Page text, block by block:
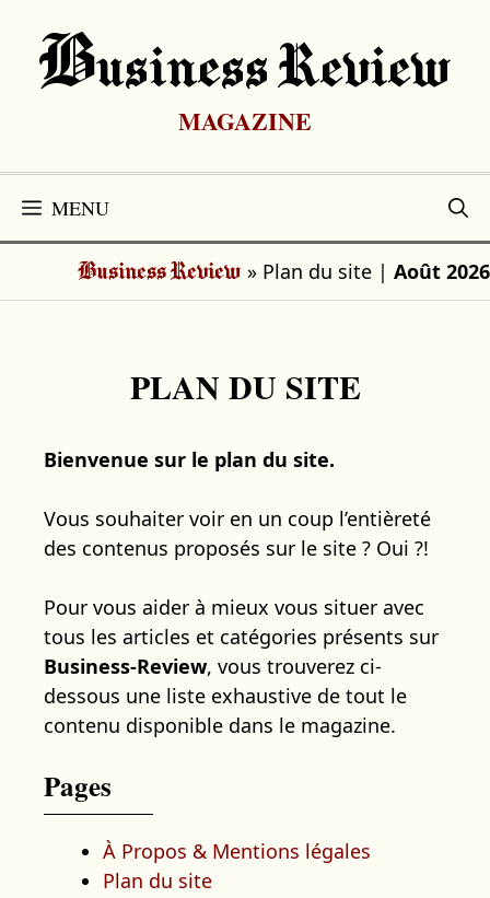
contenu
BUsiness Review
MAGAZINE
MENU
Business Review » Plan du site | Août 2026
PLAN DU SITE
Bienvenue sur le plan du site.
Vous souhaiter voir en un coup l’entièreté
des contenus proposés sur le site ? Oui ?!
Pour vous aider à mieux vous situer avec
tous les articles et catégories présents sur
Business-Review, vous trouverez ci-
dessous une liste exhaustive de tout le
contenu disponible dans le magazine.
Pages
À Propos & Mentions légales
Plan du site